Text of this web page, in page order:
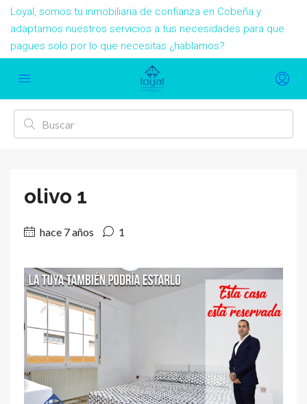
Loyal, somos tu inmobiliaria de confianza en Cobeña y
adaptamos nuestros servicios a tus necesidades para que
pagues solo por lo que necesitas ¿hablamos?
olivo 1
hace 7 años 1